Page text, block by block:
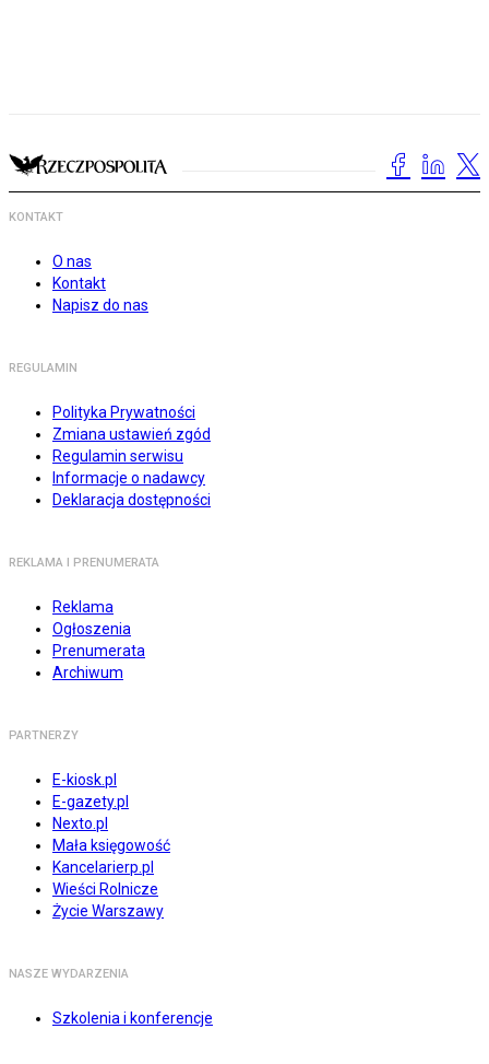
KONTAKT
O nas
Kontakt
Napisz do nas
REGULAMIN
Polityka Prywatności
Zmiana ustawień zgód
Regulamin serwisu
Informacje o nadawcy
Deklaracja dostępności
REKLAMA I PRENUMERATA
Reklama
Ogłoszenia
Prenumerata
Archiwum
PARTNERZY
E-kiosk.pl
E-gazety.pl
Nexto.pl
Mała księgowość
Kancelarierp.pl
Wieści Rolnicze
Życie Warszawy
NASZE WYDARZENIA
Szkolenia i konferencje